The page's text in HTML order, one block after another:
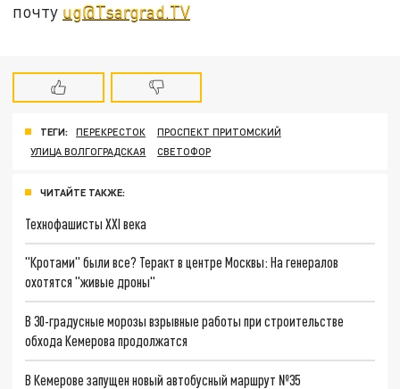
почту ug@Tsargrad.TV
ТЕГИ: ПЕРЕКРЕСТОК
ПРОСПЕКТ ПРИТОМСКИЙ
УЛИЦА ВОЛГОГРАДСКАЯ
СВЕТОФОР
ЧИТАЙТЕ ТАКЖЕ:
Технофашисты XXI века
"Кротами" были все? Теракт в центре Москвы: На генералов
охотятся "живые дроны"
В 30-градусные морозы взрывные работы при строительстве
обхода Кемерова продолжатся
В Кемерове запущен новый автобусный маршрут №35